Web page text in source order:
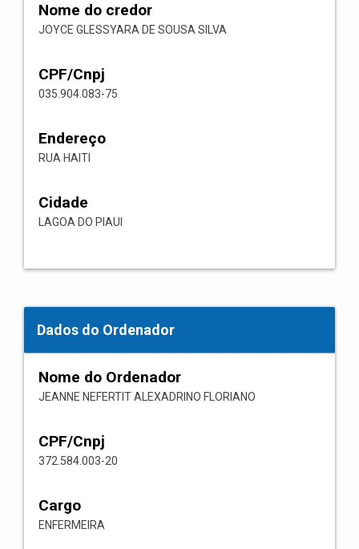
Nome do credor
JOYCE GLESSYARA DE SOUSA SILVA
CPF/Cnpj
035.904.083-75
Endereço
RUA HAITI
Cidade
LAGOA DO PIAUI
Dados do Ordenador
Nome do Ordenador
JEANNE NEFERTIT ALEXADRINO FLORIANO
CPF/Cnpj
372.584.003-20
Cargo
ENFERMEIRA